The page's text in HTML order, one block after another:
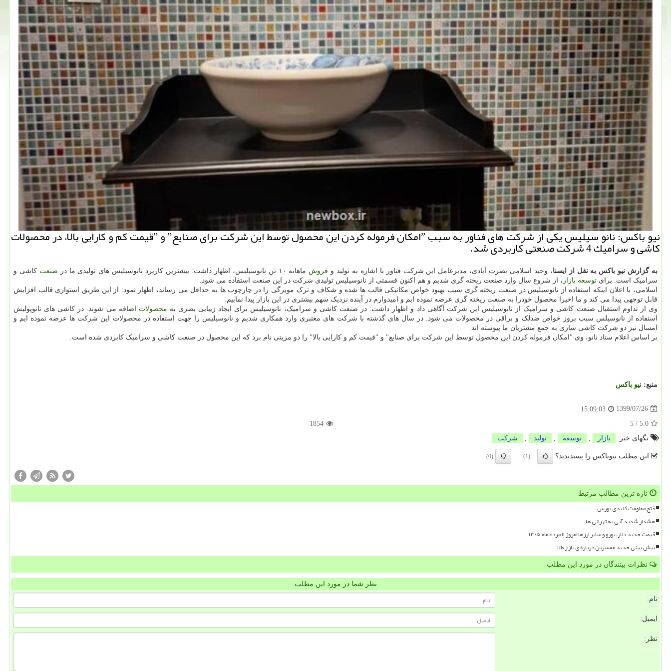
نیو باكس: نانو سیلیس یكی از شركت های فناور به سبب ˮامكان فرموله كردن این محصول توسط این شركت برای صنایعˮ و ˮقیمت كم و كارایی بالا، در محصولات
كاشی و سرامیك 4 شركت صنعتی كاربردی شد.
به گزارش نیو باکس به نقل از ایسنا، وحید اسلامی نصرت آبادی، مدیرعامل این شرکت فناور با اشاره به تولید و فروش ماهانه ۱۰ تن نانوسیلیس، اظهار داشت: بیشترین کاربرد نانوسیلیس های تولیدی ما در صنعت کاشی و
سرامیک است. برای توسعه بازار ، از شروع سال وارد صنعت ریخته گری شدیم و هم اکنون قسمتی از نانوسیلیس تولیدی شرکت در این صنعت استفاده می شود.
اسلامی، با اعلان اینکه استفاده از نانوسیلیس در صنعت ریخته گری سبب بهبود خواص مکانیکی قالب ها شده و شکاف و ترک مویرگی را در چارچوب ها به حداقل می رساند، اظهار نمود: از این طریق استواری قالب افزایش
قابل توجهی پیدا می کند و ما اخیرا محصول خودرا به صنعت ریخته گری عرضه نموده ایم و امیدوارم در آینده نزدیک سهم بیشتری در این بازار پیدا نماییم.
وی از تداوم استقبال صنعت کاشی و سرامیک از نانوسیلیس این شرکت آگاهی داد و اظهار داشت: در صنعت کاشی و سرامیک، نانوسیلیس برای ایجاد زیبایی بصری به محصولات اضافه می شوند. در کاشی های نانوپولیش
استفاده از نانوسیلس سبب بروز خواص ضدلک و براقی در محصولات می شود. در سال های گذشته با شرکت های معتبری وارد همکاری شدیم و نانوسیلیس را جهت استفاده در محصولات این شرکت ها عرضه نموده ایم و
امسال نیز دو شرکت کاشی سازی به جمع مشتریان ما پیوسته اند.
بر اساس اعلام ستاد نانو، وی "امکان فرموله کردن این محصول توسط این شرکت برای صنایع" و "قیمت کم و کارایی بالا" را دو مزیتی نام برد که این محصول در صنعت کاشی و سرامیک کابردی شده است.
منبع: نیو باكس
1399/07/26
15:09:03
5.0
/
5
1854
تگهای خبر:
بازار توسعه تولید شركت
این مطلب نیوباکس را پسندیدید؟ (1)
(0)
تازه ترین مطالب مرتبط
فتح مقاومت کلیدی بورس
هشدار شدید آبی به تهرانی ها
قیمت جدید دلار، یورو و سایر ارزها امروز ۱۱ مردادماه ۱۴۰۵
پیش بینی جدید مفسرین درباره ی بازار طلا
نظرات بینندگان در مورد این مطلب
نظر شما در مورد این مطلب
نام:
ایمیل:
نظر: